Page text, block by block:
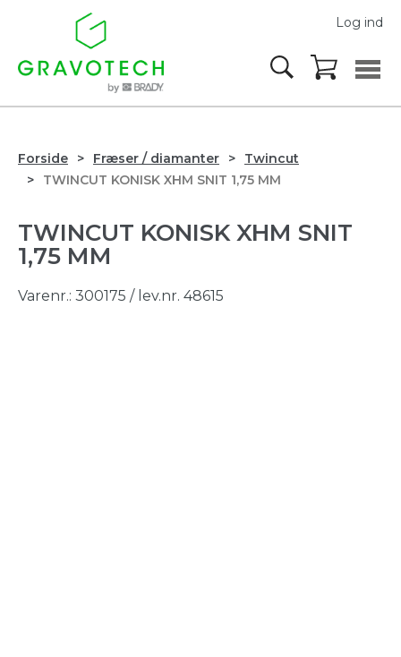
Log ind
Forside Fræser / diamanter
Twincut
TWINCUT KONISK XHM SNIT 1,75 MM
TWINCUT KONISK XHM SNIT
1,75 MM
Varenr.: 300175 / lev.nr. 48615